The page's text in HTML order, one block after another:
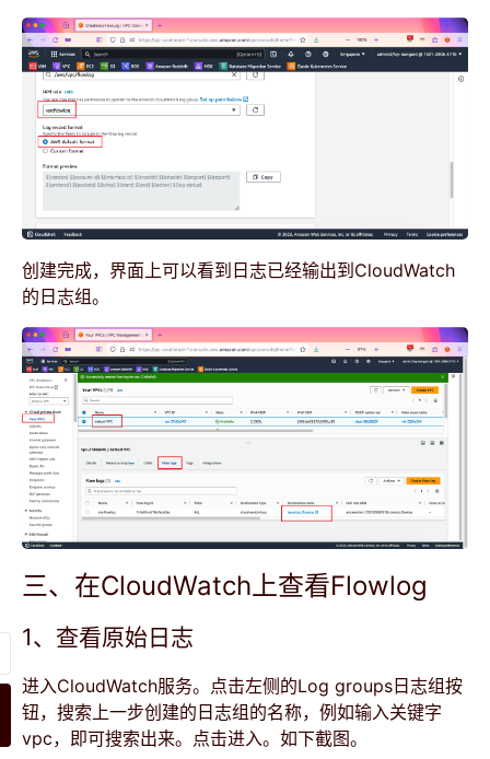
创建完成，界面上可以看到日志已经输出到CloudWatch
的日志组。
三、在CloudWatch上查看Flowlog
1、查看原始日志
进入CloudWatch服务。点击左侧的Log groups日志组按
钮，搜索上一步创建的日志组的名称，例如输入关键字
vpc，即可搜索出来。点击进入。如下截图。